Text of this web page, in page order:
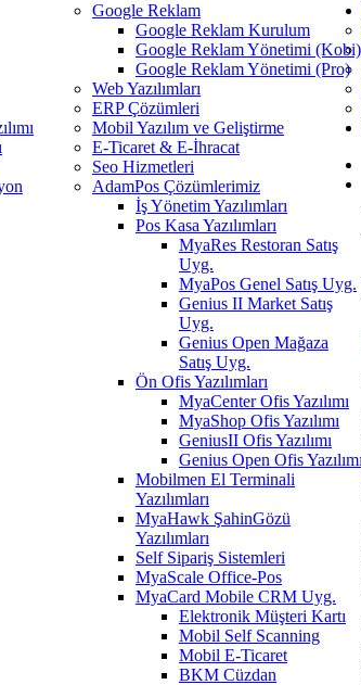
Google Reklam
Google Reklam Kurulum
Google Reklam Yönetimi (Kobi)
Google Reklam Yönetimi (Pro)
Web Yazılımları
ERP Çözümleri
Mobil Yazılım ve Geliştirme
E-Ticaret & E-İhracat
Seo Hizmetleri
AdamPos Çözümlerimiz
İş Yönetim Yazılımları
Pos Kasa Yazılımları
MyaRes Restoran Satış
Uyg.
MyaPos Genel Satış Uyg.
Genius II Market Satış
Uyg.
Genius Open Mağaza
Satış Uyg.
Ön Ofis Yazılımları
MyaCenter Ofis Yazılımı
MyaShop Ofis Yazılımı
GeniusII Ofis Yazılımı
Genius Open Ofis Yazılımı
Mobilmen El Terminali
Yazılımları
MyaHawk ŞahinGözü
Yazılımları
Self Sipariş Sistemleri
MyaScale Office-Pos
MyaCard Mobile CRM Uyg.
Elektronik Müşteri Kartı
Mobil Self Scanning
Mobil E-Ticaret
BKM Cüzdan